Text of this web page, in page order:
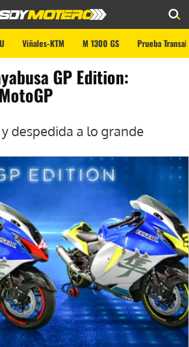
Viñales-KTM M 1300 GS Prueba
GP Edition:
despedida a lo grande